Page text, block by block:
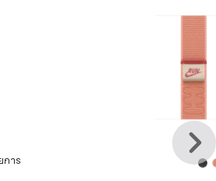
การ
ก่อน
หน้า
ถัด
ไป